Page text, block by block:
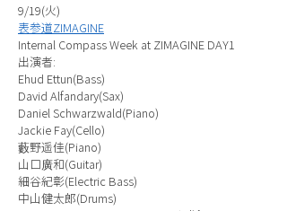
9/19(火)
表参道ZIMAGINE
Internal Compass Week at ZIMAGINE DAY1
出演者:
Ehud Ettun(Bass)
David Alfandary(Sax)
Daniel Schwarzwald(Piano)
Jackie Fay(Cello)
藪野遥佳(Piano)
山口廣和(Guitar)
細谷紀彰(Electric Bass)
中山健太郎(Drums)